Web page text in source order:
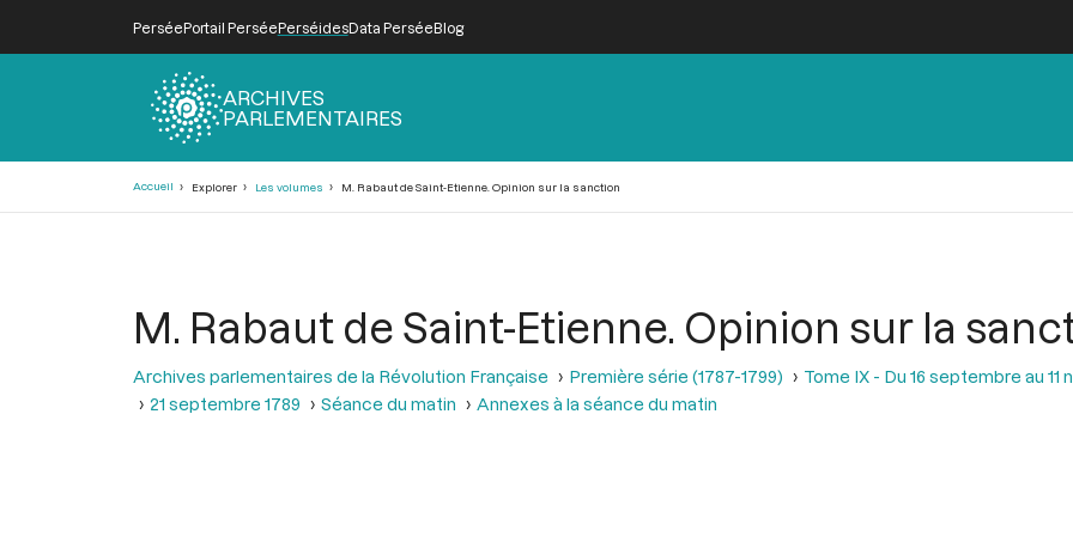
PerséePortail PerséePerséidesData PerséeBlog
ARCHIVES
PARLEMENTAIRES
Accueil Explorer Les volumes M. Rabaut de Saint-Etienne. Opinion sur la sanction
M. Rabaut de Saint-Etienne. Opinion sur la
Archives parlementaires de la Révolution Française Première série (1787-1799) Tome IX - Du 16 septembre au 11
21 septembre 1789
Séance du matin Annexes à la séance du matin